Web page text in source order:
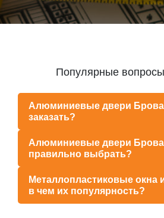
Популярные
Алюминиевые двери
заказать?
Алюминиевые двери
правильно выбрать?
Металлопластиковые окна
в чем их популярность?